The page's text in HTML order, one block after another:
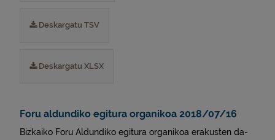
Deskargatu TSV
Deskargatu XLSX
Foru aldundiko egitura organikoa 2018/07/16
Bizkaiko Foru Aldundiko egitura organikoa erakusten da-